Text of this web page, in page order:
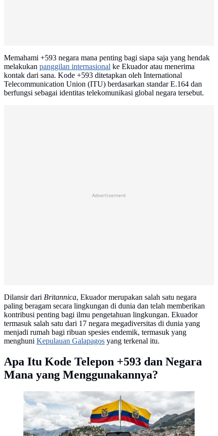
Memahami +593 negara mana penting bagi siapa saja yang hendak
melakukan panggilan internasional ke Ekuador atau menerima
kontak dari sana. Kode +593 ditetapkan oleh International
Telecommunication Union (ITU) berdasarkan standar E.164 dan
berfungsi sebagai identitas telekomunikasi global negara tersebut.
Advertisement
Dilansir dari Britannica, Ekuador merupakan salah satu negara
paling beragam secara lingkungan di dunia dan telah memberikan
kontribusi penting bagi ilmu pengetahuan lingkungan. Ekuador
termasuk salah satu dari 17 negara megadiversitas di dunia yang
menjadi rumah bagi ribuan spesies endemik, termasuk yang
menghuni Kepulauan Galapagos yang terkenal itu.
Apa Itu Kode Telepon +593 dan Negara
Mana yang Menggunakannya?
Apa Itu Kode Telepon +593 dan Negara Mana yang
Menggunakannya? (AI Generated)